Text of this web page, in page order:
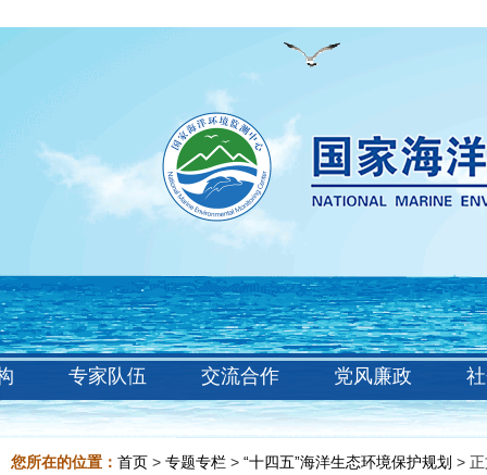
专家队伍 交流合作 党风廉政
您所在的位置： 首页 > 专题专栏 > “十四五”海洋生态环境保护规划 >